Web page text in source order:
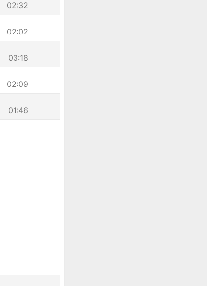
02:32
02:02
03:18
02:09
01:46